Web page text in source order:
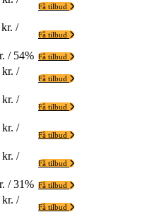
Få tilbud
/
Få tilbud
/ 54% Få tilbud
kr. /
Få tilbud
kr. /
Få tilbud
kr. /
Få tilbud
kr. /
Få tilbud
/ 31% Få tilbud
kr. /
Få tilbud